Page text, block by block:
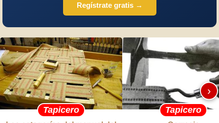
Regístrate gratis →
Tapicero Tapicero
›